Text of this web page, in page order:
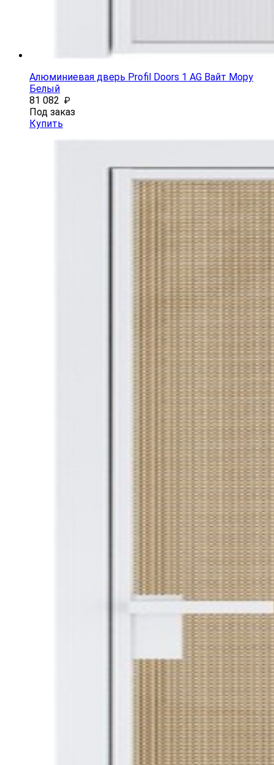
Алюминиевая дверь Profil Doors 1 AG Вайт Мору
Белый
81 082 ₽
Под заказ
Купить